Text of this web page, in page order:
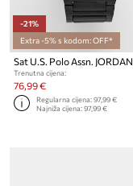
-21%
Extra -5% s kodom: OFF*
Sat U.S. Polo Assn. JORDAN
Trenutna cijena:
76,99 €
Regularna cijena:97,99 €
Najniža cijena:97,99 €